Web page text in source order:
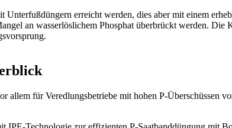
erreicht werden, dies aber mit einem
an wasserlöslichem Phosphat überbrückt werden. Die
allem für Veredlungsbetriebe mit hohen P-Überschüssen